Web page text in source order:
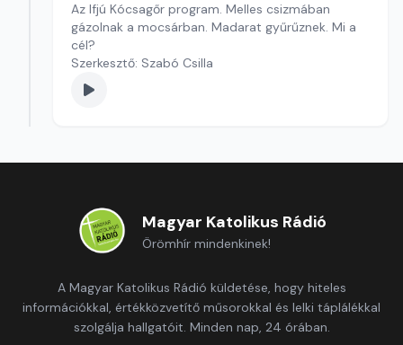
Az Ifjú Kócsagőr program. Melles csizmában
gázolnak a mocsárban. Madarat gyűrűznek. Mi a
cél?
Szerkesztő: Szabó Csilla
Magyar Katolikus Rádió
Örömhír mindenkinek!
A Magyar Katolikus Rádió küldetése, hogy hiteles
információkkal, értékközvetítő műsorokkal és lelki táplálékkal
szolgálja hallgatóit. Minden nap, 24 órában.